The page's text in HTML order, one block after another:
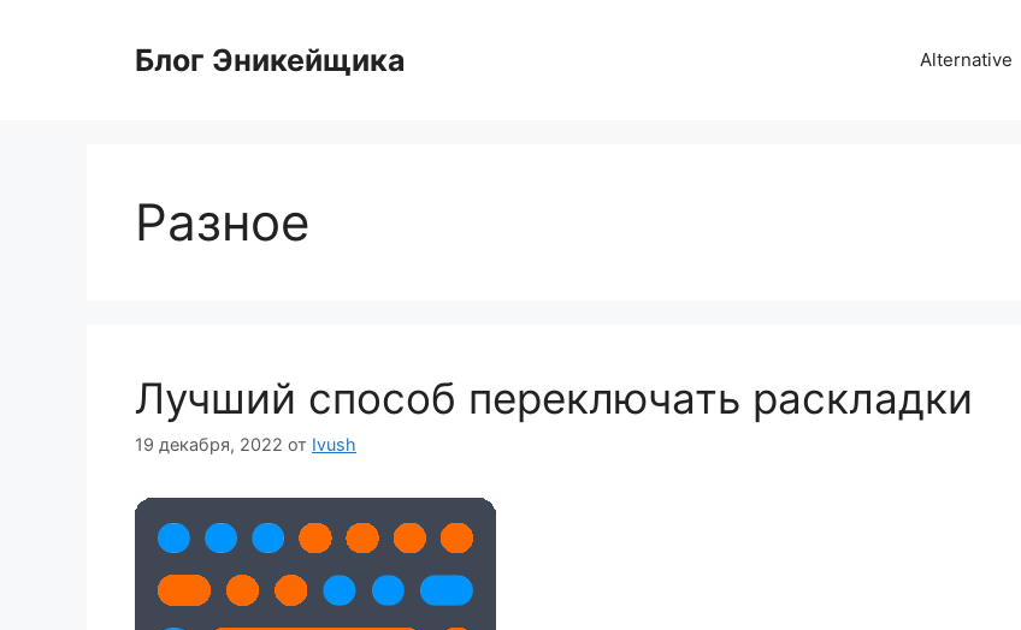
содержимомуБлог Эникейщика Alternative
Разное
Лучший способ переключать раскладки
19 декабря, 2022 от Ivush